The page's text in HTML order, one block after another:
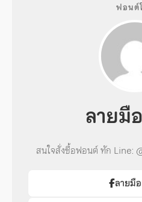
ฟอนต์
ลายมื
สนใจสั่งซื้อฟอนต์ ทัก Line:
ลายมื